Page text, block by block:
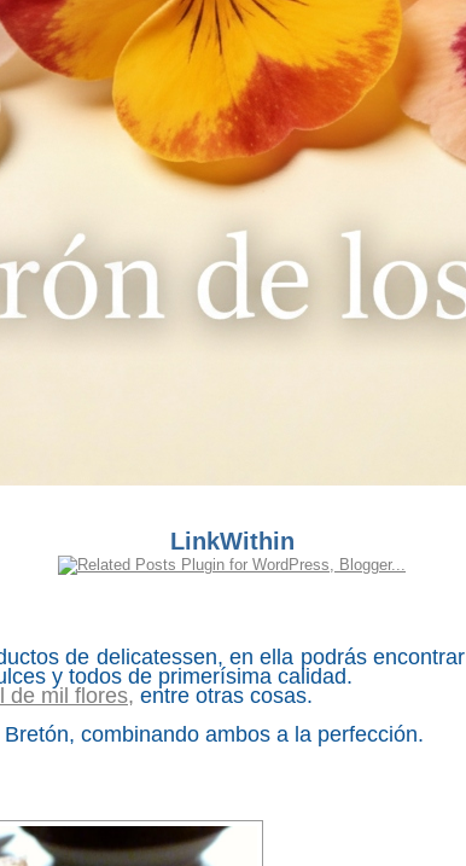
LinkWithin
de delicatessen, en ella podrás encontrar
y todos de primerísima calidad.
de mil flores, entre otras cosas.
combinando ambos a la perfección.